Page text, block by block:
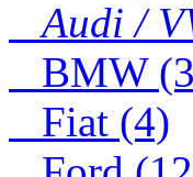
Audi /
BMW
Fiat (4)